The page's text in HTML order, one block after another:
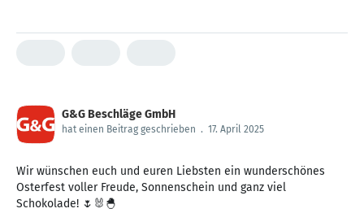
G&G Beschläge GmbH
hat einen Beitrag geschrieben . 17. April 2025
Wir wünschen euch und euren Liebsten ein wunderschönes
Osterfest voller Freude, Sonnenschein und ganz viel
Schokolade! 🌷🐰🐣